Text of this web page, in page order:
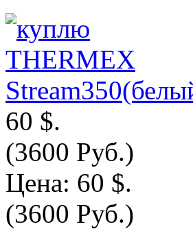
60 $.
(3600 Руб.)
Цена: 60 $.
(3600 Руб.)